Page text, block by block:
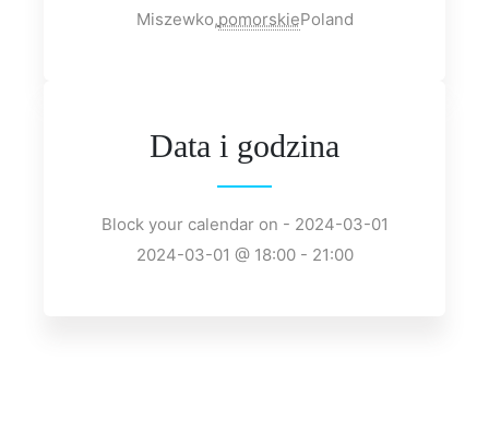
Miszewko,pomorskiePoland
Data i godzina
Block your calendar on - 2024-03-01
2024-03-01 @ 18:00 - 21:00